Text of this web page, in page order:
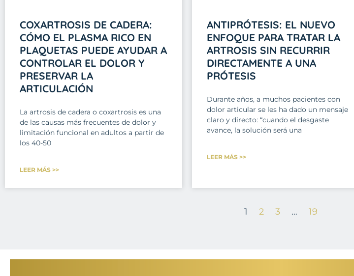
COXARTROSIS DE CADERA:
CÓMO EL PLASMA RICO EN
PLAQUETAS PUEDE AYUDAR A
CONTROLAR EL DOLOR Y
PRESERVAR LA
ARTICULACIÓN
La artrosis de cadera o coxartrosis es una
de las causas más frecuentes de dolor y
limitación funcional en adultos a partir de
los 40-50
LEER MÁS >>
ANTIPRÓTESIS: EL NUEVO
ENFOQUE PARA TRATAR LA
ARTROSIS SIN RECURRIR
DIRECTAMENTE A UNA
PRÓTESIS
Durante años, a muchos pacientes con
dolor articular se les ha dado un mensaje
claro y directo: “cuando el desgaste
avance, la solución será una
LEER MÁS >>
1 2 3 … 19